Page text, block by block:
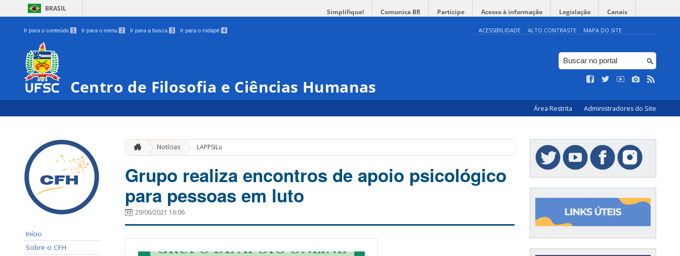
BRASIL Simplifique! Comunica BR Participe Acesso à informação Legislação Canais
Ir para o conteúdo 1 Ir para o menu 2 Ir para a busca 3 Ir para o rodapé 4 ACESSIBILIDADE ALTO CONTRASTE MAPA DO SITE
Centro de Filosofia e Ciências Humanas
Área Restrita Administradores do Site
Início
Sobre o CFH
Notícias LAPPSILu
Grupo realiza encontros de apoio psicológico
para pessoas em luto
29/06/2021 16:06